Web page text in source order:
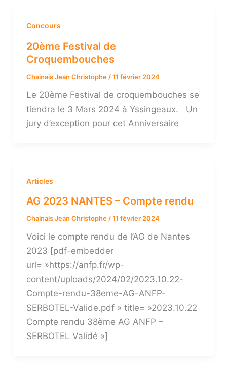
Concours
20ème Festival de
Croquembouches
Chainais Jean Christophe /11 février 2024
Le 20ème Festival de croquembouches se
tiendra le 3 Mars 2024 à Yssingeaux. Un
jury d’exception pour cet Anniversaire
Articles
AG 2023 NANTES – Compte rendu
Chainais Jean Christophe/11 février 2024
Voici le compte rendu de l’AG de Nantes
2023 [pdf-embedder
url= »https://anfp.fr/wp-
content/uploads/2024/02/2023.10.22-
Compte-rendu-38eme-AG-ANFP-
SERBOTEL-Valide.pdf » title= »2023.10.22
Compte rendu 38ème AG ANFP –
SERBOTEL Validé »]